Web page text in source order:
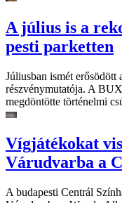
A július is a
pesti parketten
Júliusban ismét erősödött
részvénymutatója. A
megdöntötte történelmi
Vígjátékokat
Várudvarba a
A budapesti Centrál